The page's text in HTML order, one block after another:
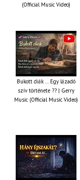
(Official Music Video)
Bukott diák ... Egy lázadó
szív története ?? | Gerry
Music (Official Music Video)